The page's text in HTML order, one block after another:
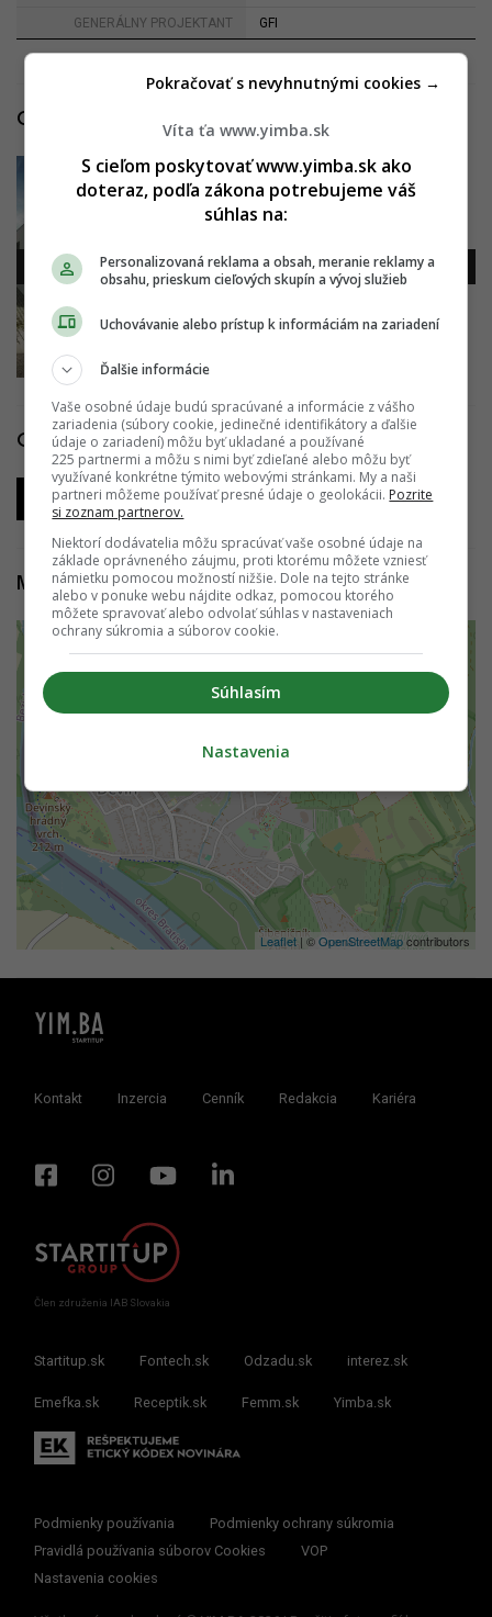
GENERÁLNY PROJEKTANT GFI
Galéria
Odkazy
Oficiálna webstránka
Mapa projektu
−
Leaflet | ©OpenStreetMapcontributors
Kontakt Inzercia Cenník Redakcia Kariéra
Člen združenia IAB Slovakia
Startitup.sk Fontech.sk Odzadu.sk interez.sk
Emefka.sk Receptik.sk Femm.sk Yimba.sk
Podmienky používania
Podmienky ochrany súkromia
Pravidlá používania súborov Cookies
VOP
Nastavenia cookies
Víta ťa www.yimba.sk
S cieľom poskytovať www.yimba.sk ako
doteraz, podľa zákona potrebujeme váš
súhlas na:
Personalizovaná reklama a obsah, meranie reklamy a
obsahu, prieskum cieľových skupín a vývoj služieb
Uchovávanie alebo prístup k informáciám na zariadení
Ďalšie informácie
Vaše osobné údaje budú spracúvané a informácie z vášho
zariadenia (súbory cookie, jedinečné identifikátory a ďalšie
údaje o zariadení) môžu byť ukladané a používané
225 partnermi a môžu s nimi byť zdieľané alebo môžu byť
využívané konkrétne týmito webovými stránkami. My a naši
partneri môžeme používať presné údaje o geolokácii. Pozrite
si zoznam partnerov.
Niektorí dodávatelia môžu spracúvať vaše osobné údaje na
základe oprávneného záujmu, proti ktorému môžete vzniesť
námietku pomocou možností nižšie. Dole na tejto stránke
alebo v ponuke webu nájdite odkaz, pomocou ktorého
môžete spravovať alebo odvolať súhlas v nastaveniach
ochrany súkromia a súborov cookie.
Súhlasím
Pokračovať s nevyhnutnými cookies →
Nastavenia